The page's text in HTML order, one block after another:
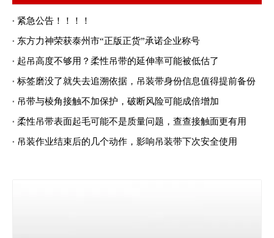
紧急公告！！！！
东方力神荣获泰州市“正版正货”承诺企业称号
起吊高度不够用？柔性吊带的延伸率可能被低估了
标签磨没了就失去追溯依据，吊装带身份信息值得提前备份
吊带与棱角接触不加保护，破断风险可能成倍增加
柔性吊带表面起毛可能不是质量问题，查查接触面更有用
吊装作业结束后的几个动作，影响吊装带下次安全使用